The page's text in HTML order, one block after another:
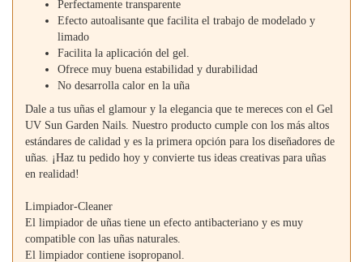
Perfectamente transparente
Efecto autoalisante que facilita el trabajo de modelado y
limado
Facilita la aplicación del gel.
Ofrece muy buena estabilidad y durabilidad
No desarrolla calor en la uña
Dale a tus uñas el glamour y la elegancia que te mereces con el Gel
UV Sun Garden Nails. Nuestro producto cumple con los más altos
estándares de calidad y es la primera opción para los diseñadores de
uñas. ¡Haz tu pedido hoy y convierte tus ideas creativas para uñas
en realidad!
Limpiador-Cleaner
El limpiador de uñas tiene un efecto antibacteriano y es muy
compatible con las uñas naturales.
El limpiador contiene isopropanol.